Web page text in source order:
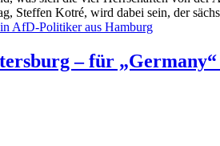
Steffen Kotré, wird dabei sein, der
– für